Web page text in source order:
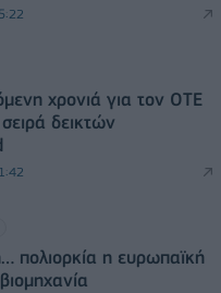
χρονιά για τον ΟΤΕ
δεικτών
πολιορκία η ευρωπαϊκή